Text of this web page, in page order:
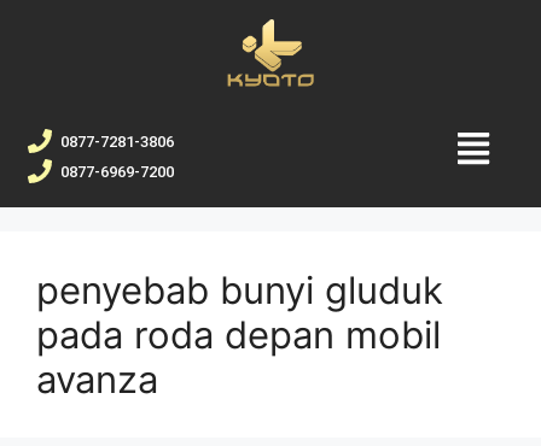
0877-7281-3806
0877-6969-7200
penyebab bunyi gluduk
pada roda depan mobil
avanza